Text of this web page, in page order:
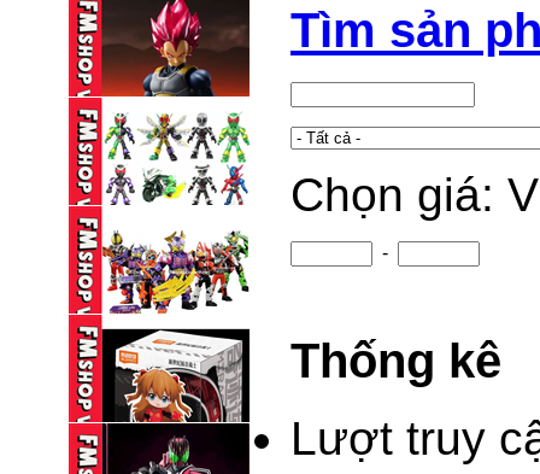
(2ND) SHF VEGETA
GOD (15TH ...
1,150,000 VND
BLINDBOX BLOKEES
KAMEN RIDER ...
95,000 VND
BLINDBOX BLOKEES
KAMEN RIDER ...
195,000 VND
Tìm sản
Chọn giá:
-
Thống kê
Lượt truy